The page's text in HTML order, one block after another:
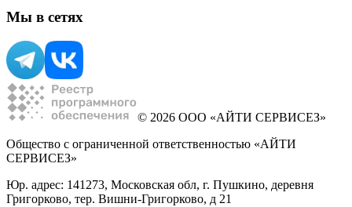
Мы в сетях
© 2026 ООО «АЙТИ СЕРВИСЕЗ»
Общество с ограниченной ответственностью «АЙТИ
СЕРВИСЕЗ»
Юр. адрес: 141273, Московская обл, г. Пушкино, деревня
Григорково, тер. Вишни-Григорково, д 21